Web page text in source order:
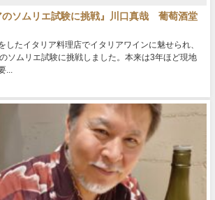
ソムリエ試験に挑戦』川口真哉 葡萄酒堂
したイタリア料理店でイタリアワインに魅せられ、
ソムリエ試験に挑戦しました。本来は3年ほど現地
...